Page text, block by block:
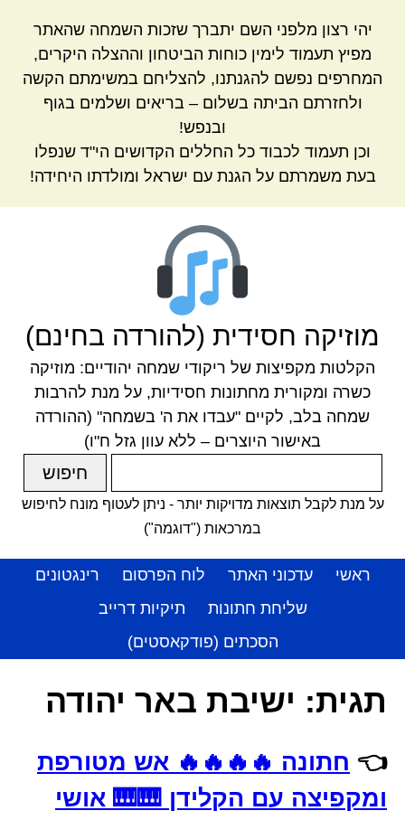
יהי רצון מלפני השם יתברך שזכות השמחה שהאתר
מפיץ תעמוד לימין כוחות הביטחון וההצלה היקרים,
המחרפים נפשם להגנתנו, להצליחם במשימתם הקשה
ולחזרתם הביתה בשלום – בריאים ושלמים בגוף
ובנפש!
וכן תעמוד לכבוד כל החללים הקדושים הי"ד שנפלו
בעת משמרתם על הגנת עם ישראל ומולדתו היחידה!
מוזיקה חסידית (להורדה בחינם)
הקלטות מקפיצות של ריקודי שמחה יהודיים: מוזיקה
כשרה ומקורית מחתונות חסידיות, על מנת להרבות
שמחה בלב, לקיים "עבדו את ה' בשמחה" (ההורדה
באישור היוצרים – ללא עוון גזל ח"ו)
על מנת לקבל תוצאות מדויקות יותר - ניתן לעטוף מונח לחיפוש
במרכאות ("דוגמה")
ראשי עדכוני האתר לוח הפרסום
רינגטונים
שליחת חתונות
תיקיות דרייב
הסכתים (פודקאסטים)
תגית: ישיבת באר יהודה
👈 חתונה 🔥🔥🔥🔥 אש מטורפת
ומקפיצה עם הקלידן 🎹🎹 אושי